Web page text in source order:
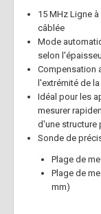
15 MHz Ligne
câblée
Mode
selon
Compensation
l'extrémité de
Idéal pour les
mesurer
d'une structure
Sonde de
Plage de
Plage de
mm)